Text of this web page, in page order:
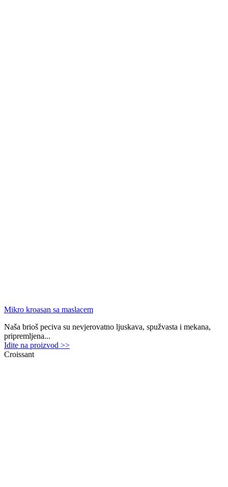
Mikro kroasan sa maslacem
Naša brioš peciva su nevjerovatno ljuskava, spužvasta i mekana,
pripremljena...
Idite na proizvod >>
Croissant